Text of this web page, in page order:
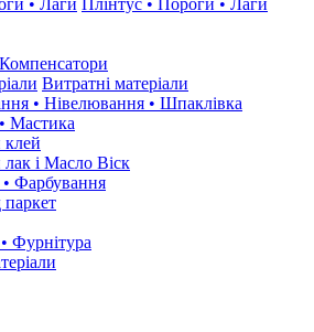
Плінтус • Пороги • Лаги
Витратні матеріали
• Нівелювання • Шпаклівка
Мастика
і Масло Віск
Фарбування
паркет
Фурнітура